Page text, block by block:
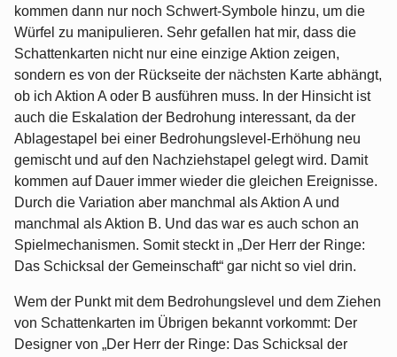
kommen dann nur noch Schwert-Symbole hinzu, um die
Würfel zu manipulieren. Sehr gefallen hat mir, dass die
Schattenkarten nicht nur eine einzige Aktion zeigen,
sondern es von der Rückseite der nächsten Karte abhängt,
ob ich Aktion A oder B ausführen muss. In der Hinsicht ist
auch die Eskalation der Bedrohung interessant, da der
Ablagestapel bei einer Bedrohungslevel-Erhöhung neu
gemischt und auf den Nachziehstapel gelegt wird. Damit
kommen auf Dauer immer wieder die gleichen Ereignisse.
Durch die Variation aber manchmal als Aktion A und
manchmal als Aktion B. Und das war es auch schon an
Spielmechanismen. Somit steckt in „Der Herr der Ringe:
Das Schicksal der Gemeinschaft“ gar nicht so viel drin.
Wem der Punkt mit dem Bedrohungslevel und dem Ziehen
von Schattenkarten im Übrigen bekannt vorkommt: Der
Designer von „Der Herr der Ringe: Das Schicksal der